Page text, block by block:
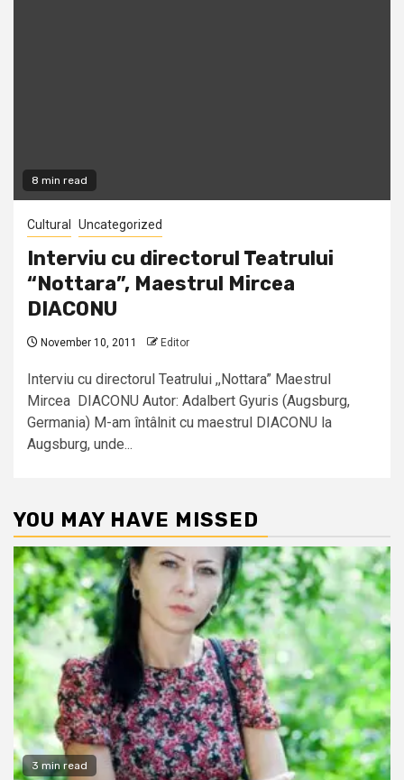
8 min read
Cultural Uncategorized
Interviu cu directorul Teatrului
“Nottara”, Maestrul Mircea
DIACONU
November 10, 2011 Editor
Interviu cu directorul Teatrului ,,Nottara” Maestrul
Mircea DIACONU Autor: Adalbert Gyuris (Augsburg,
Germania) M-am întâlnit cu maestrul DIACONU la
Augsburg, unde...
YOU MAY HAVE MISSED
3 min read